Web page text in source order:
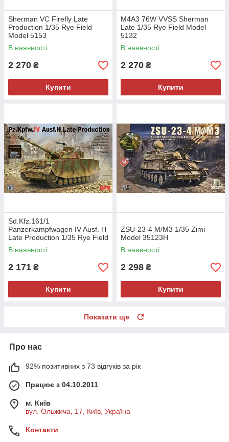
Sherman VC Firefly Late
Production 1/35 Rye Field
Model 5153
В наявності
2 270 ₴
Купити
M4A3 76W VVSS Sherman
Late 1/35 Rye Field Model
5132
В наявності
2 270 ₴
Купити
Sd.Kfz.161/1
Panzerkampfwagen IV Ausf. H
Late Production 1/35 Rye Field
Model 5127
В наявності
2 171 ₴
Купити
ZSU-23-4 M/M3 1/35 Zimi
Model 35123H
В наявності
2 298 ₴
Купити
Показати ще
Про нас
92% позитивних з 73 відгуків за рік
Працює з 04.10.2011
м. Київ
вул. Ольжича, 17, Київ, Україна
Контакти